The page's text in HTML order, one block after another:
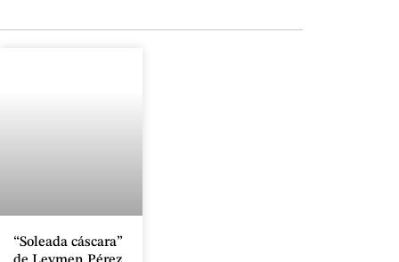
“Soleada cáscara”